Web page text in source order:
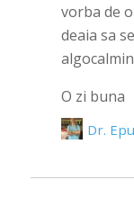
vorba de
deaia sa
O zi buna
Dr.